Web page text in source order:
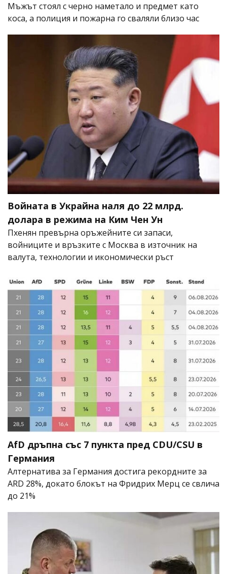
Мъжът стоял с черно наметало и предмет като
коса, а полиция и пожарна го сваляли близо час
Войната в Украйна наля до 22 млрд.
долара в режима на Ким Чен Ун
Пхенян превърна оръжейните си запаси,
войниците и връзките с Москва в източник на
валута, технологии и икономически ръст
AfD дръпна със 7 пункта пред CDU/CSU в
Германия
Алтернатива за Германия достига рекордните за
ARD 28%, докато блокът на Фридрих Мерц се свлича
до 21%